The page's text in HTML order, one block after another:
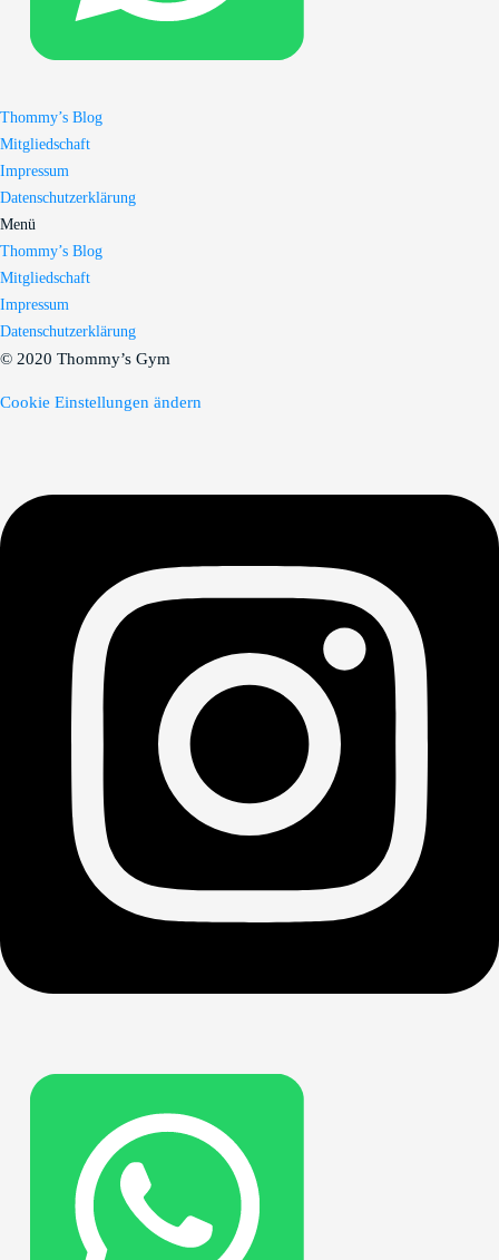
Thommy’s Blog
Mitgliedschaft
Impressum
Datenschutzerklärung
Menü
Thommy’s Blog
Mitgliedschaft
Impressum
Datenschutzerklärung
© 2020 Thommy’s Gym
Cookie Einstellungen ändern